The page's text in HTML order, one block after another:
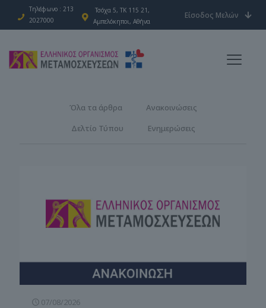
Τηλέφωνο : 213
2027000
Τσόχα 5, ΤΚ 115 21,
Αμπελόκηποι, Αθήνα
Είσοδος Μελών
Όλα τα άρθρα
Ανακοινώσεις
Δελτίο Τύπου
Ενημερώσεις
07/08/2026